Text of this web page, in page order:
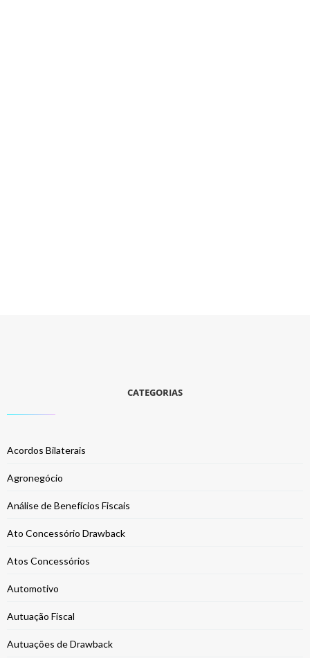
CATEGORIAS
Acordos Bilaterais
Agronegócio
Análise de Benefícios Fiscais
Ato Concessório Drawback
Atos Concessórios
Automotivo
Autuação Fiscal
Autuações de Drawback